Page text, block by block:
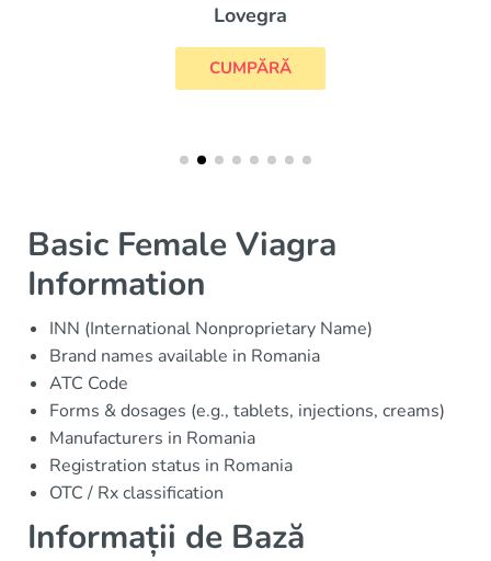
Lovegra
CUMPĂRĂ
Basic Female Viagra
Information
INN (International Nonproprietary Name)
Brand names available in Romania
ATC Code
Forms & dosages (e.g., tablets, injections, creams)
Manufacturers in Romania
Registration status in Romania
OTC / Rx classification
Informații de Bază